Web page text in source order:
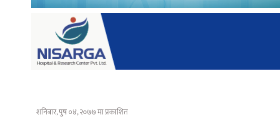
शनिबार, पुष ०४, २०७७ मा प्रकाशित